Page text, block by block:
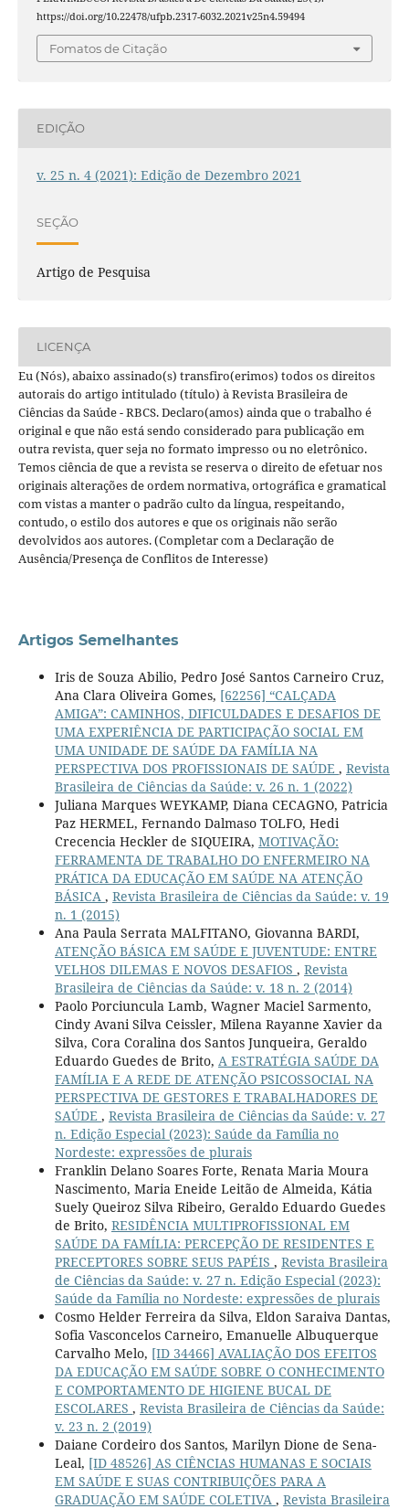
https://doi.org/10.22478/ufpb.2317-6032.2021v25n4.59494
Fomatos de Citação
EDIÇÃO
v. 25 n. 4 (2021): Edição de Dezembro 2021
SEÇÃO
Artigo de Pesquisa
LICENÇA
Eu (Nós), abaixo assinado(s) transfiro(erimos) todos os direitos
autorais do artigo intitulado (título) à Revista Brasileira de
Ciências da Saúde - RBCS. Declaro(amos) ainda que o trabalho é
original e que não está sendo considerado para publicação em
outra revista, quer seja no formato impresso ou no eletrônico.
Temos ciência de que a revista se reserva o direito de efetuar nos
originais alterações de ordem normativa, ortográfica e gramatical
com vistas a manter o padrão culto da língua, respeitando,
contudo, o estilo dos autores e que os originais não serão
devolvidos aos autores. (Completar com a Declaração de
Ausência/Presença de Conflitos de Interesse)
Artigos Semelhantes
Iris de Souza Abilio, Pedro José Santos Carneiro Cruz,
Ana Clara Oliveira Gomes, [62256] “CALÇADA
AMIGA”: CAMINHOS, DIFICULDADES E DESAFIOS DE
UMA EXPERIÊNCIA DE PARTICIPAÇÃO SOCIAL EM
UMA UNIDADE DE SAÚDE DA FAMÍLIA NA
PERSPECTIVA DOS PROFISSIONAIS DE SAÚDE , Revista
Brasileira de Ciências da Saúde: v. 26 n. 1 (2022)
Juliana Marques WEYKAMP, Diana CECAGNO, Patricia
Paz HERMEL, Fernando Dalmaso TOLFO, Hedi
Crecencia Heckler de SIQUEIRA, MOTIVAÇÃO:
FERRAMENTA DE TRABALHO DO ENFERMEIRO NA
PRÁTICA DA EDUCAÇÃO EM SAÚDE NA ATENÇÃO
BÁSICA , Revista Brasileira de Ciências da Saúde: v. 19
n. 1 (2015)
Ana Paula Serrata MALFITANO, Giovanna BARDI,
ATENÇÃO BÁSICA EM SAÚDE E JUVENTUDE: ENTRE
VELHOS DILEMAS E NOVOS DESAFIOS , Revista
Brasileira de Ciências da Saúde: v. 18 n. 2 (2014)
Paolo Porciuncula Lamb, Wagner Maciel Sarmento,
Cindy Avani Silva Ceissler, Milena Rayanne Xavier da
Silva, Cora Coralina dos Santos Junqueira, Geraldo
Eduardo Guedes de Brito, A ESTRATÉGIA SAÚDE DA
FAMÍLIA E A REDE DE ATENÇÃO PSICOSSOCIAL NA
PERSPECTIVA DE GESTORES E TRABALHADORES DE
SAÚDE , Revista Brasileira de Ciências da Saúde: v. 27
n. Edição Especial (2023): Saúde da Família no
Nordeste: expressões de plurais
Franklin Delano Soares Forte, Renata Maria Moura
Nascimento, Maria Eneide Leitão de Almeida, Kátia
Suely Queiroz Silva Ribeiro, Geraldo Eduardo Guedes
de Brito, RESIDÊNCIA MULTIPROFISSIONAL EM
SAÚDE DA FAMÍLIA: PERCEPÇÃO DE RESIDENTES E
PRECEPTORES SOBRE SEUS PAPÉIS , Revista Brasileira
de Ciências da Saúde: v. 27 n. Edição Especial (2023):
Saúde da Família no Nordeste: expressões de plurais
Cosmo Helder Ferreira da Silva, Eldon Saraiva Dantas,
Sofia Vasconcelos Carneiro, Emanuelle Albuquerque
Carvalho Melo, [ID 34466] AVALIAÇÃO DOS EFEITOS
DA EDUCAÇÃO EM SAÚDE SOBRE O CONHECIMENTO
E COMPORTAMENTO DE HIGIENE BUCAL DE
ESCOLARES , Revista Brasileira de Ciências da Saúde:
v. 23 n. 2 (2019)
Daiane Cordeiro dos Santos, Marilyn Dione de Sena-
Leal, [ID 48526] AS CIÊNCIAS HUMANAS E SOCIAIS
EM SAÚDE E SUAS CONTRIBUIÇÕES PARA A
GRADUAÇÃO EM SAÚDE COLETIVA , Revista Brasileira